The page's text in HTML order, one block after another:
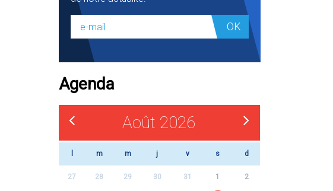
OK
Agenda
Août 2026
m m j v s d
27 28 29 30 31 1 2